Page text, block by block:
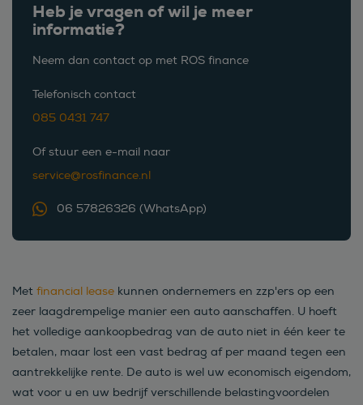
Heb je vragen of wil je meer
informatie?
Neem dan contact op met ROS finance
Telefonisch contact
085 0431 747
Of stuur een e-mail naar
service@rosfinance.nl
06 57826326 (WhatsApp)
Met financial lease kunnen ondernemers en zzp'ers op een
zeer laagdrempelige manier een auto aanschaffen. U hoeft
het volledige aankoopbedrag van de auto niet in één keer te
betalen, maar lost een vast bedrag af per maand tegen een
aantrekkelijke rente. De auto is wel uw economisch eigendom,
wat voor u en uw bedrijf verschillende belastingvoordelen